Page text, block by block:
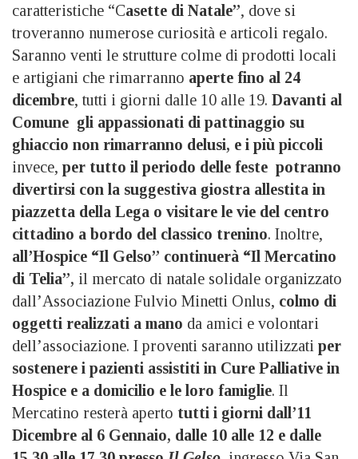
caratteristiche “Casette di Natale”, dove si
troveranno numerose curiosità e articoli regalo.
Saranno venti le strutture colme di prodotti locali
e artigiani che rimarranno aperte fino al 24
dicembre, tutti i giorni dalle 10 alle 19. Davanti al
Comune gli appassionati di pattinaggio su
ghiaccio non rimarranno delusi, e i più piccoli
invece, per tutto il periodo delle feste potranno
divertirsi con la suggestiva giostra allestita in
piazzetta della Lega o visitare le vie del centro
cittadino a bordo del classico trenino. Inoltre,
all’Hospice “Il Gelso” continuerà “Il Mercatino
di Telia”, il mercato di natale solidale organizzato
dall’Associazione Fulvio Minetti Onlus, colmo di
oggetti realizzati a mano da amici e volontari
dell’associazione. I proventi saranno utilizzati per
sostenere i pazienti assistiti in Cure Palliative in
Hospice e a domicilio e le loro famiglie. Il
Mercatino resterà aperto tutti i giorni dall’11
Dicembre al 6 Gennaio, dalle 10 alle 12 e dalle